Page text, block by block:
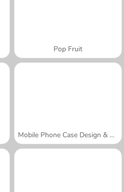
Pop Fruit
Mobile Phone Case Design & DIY